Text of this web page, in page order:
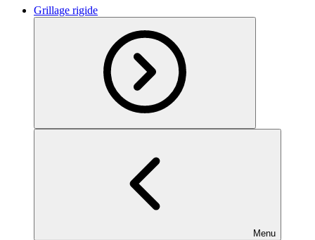
Grillage rigide
Menu